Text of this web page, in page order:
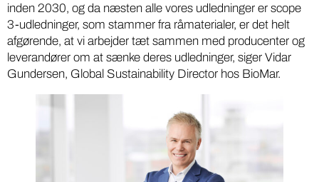
inden 2030, og da næsten alle vores udledninger er scope
3-udledninger, som stammer fra råmaterialer, er det helt
afgørende, at vi arbejder tæt sammen med producenter og
leverandører om at sænke deres udledninger, siger Vidar
Gundersen, Global Sustainability Director hos BioMar.